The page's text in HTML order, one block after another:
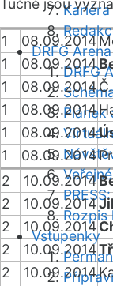
Kariéra
DRFG Arena
DRFG
Plánek
Rozpis
Vstupenky
Tučně jsou
1 08.09.2014
1
08.09.2014
1
08.09.2014
1
08.09.2014
1
08.09.2014
1
08.09.2014
2
10.09.2014
2
10.09.2014
2
10.09.2014
2
10.09.2014
2
10.09.2014